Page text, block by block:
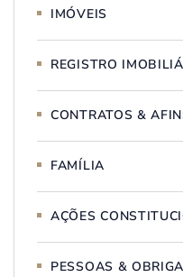
IMÓVEIS
REGISTRO
CONTRATOS &
FAMÍLIA
AÇÕES
PESSOAS &